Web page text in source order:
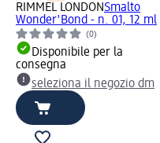
RIMMEL LONDONSmalto
Wonder'Bond - n. 01, 12 ml
(0)
Disponibile per la
consegna
seleziona il negozio dm